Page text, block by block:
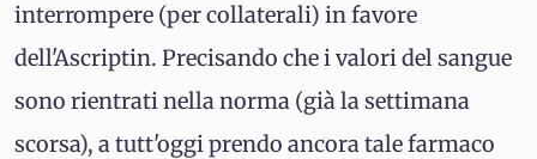
interrompere (per collaterali) in favore
dell'Ascriptin. Precisando che i valori del sangue
sono rientrati nella norma (già la settimana
scorsa), a tutt'oggi prendo ancora tale farmaco